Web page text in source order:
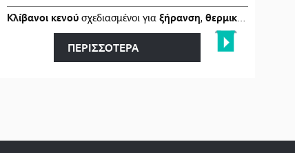
στα…
Κλίβανοι κενούσχεδιασμένοι για ξήρανση, θερμική επεξεργασία
ΠΕΡΙΣΣΟΤΕΡΑ